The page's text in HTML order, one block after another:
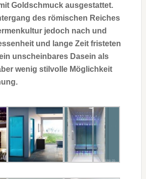
Goldschmuck ausgestattet.
des römischen Reiches
jedoch nach und
und lange Zeit fristeten
unscheinbares Dasein als
wenig stilvolle Möglichkeit